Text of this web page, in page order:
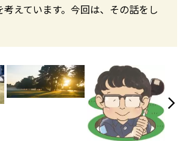
えています。今回は、その話をし